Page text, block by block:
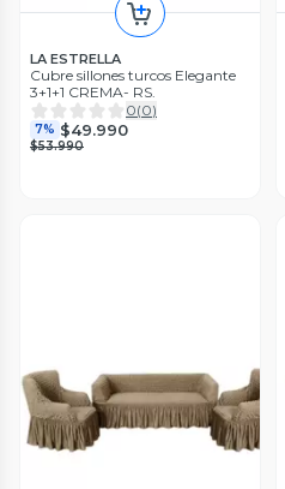
LA ESTRELLA
Cubre sillones turcos Elegante
3+1+1 CREMA- RS.
0(0)
7% $49.990
$53.990